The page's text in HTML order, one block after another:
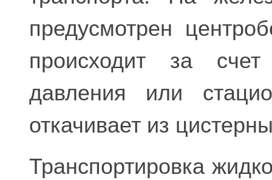
предусмотрен
происходит за счет
давления или
откачивает из
Транспортировка